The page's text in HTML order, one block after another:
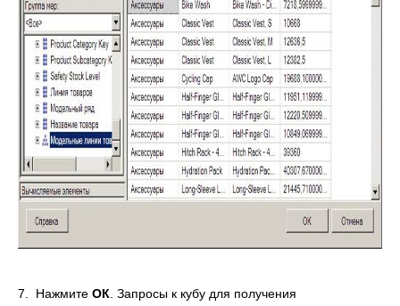
7. Нажмите ОК . Запросы к кубу для получения